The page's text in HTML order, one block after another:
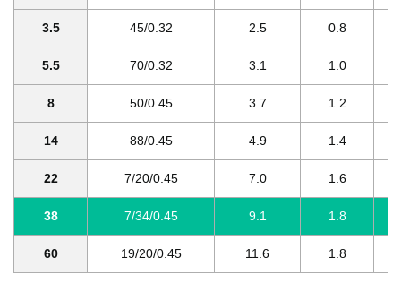
3.5 45/0.32 2.5 0.8
5.5 70/0.32 3.1 1.0
8 50/0.45 3.7 1.2
14 88/0.45 4.9 1.4
22 7/20/0.45 7.0 1.6
38 7/34/0.45 9.1 1.8
60 19/20/0.45 11.6 1.8